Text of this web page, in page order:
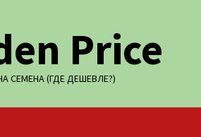
Price
СЕМЕНА (ГДЕ ДЕШЕВЛЕ?)